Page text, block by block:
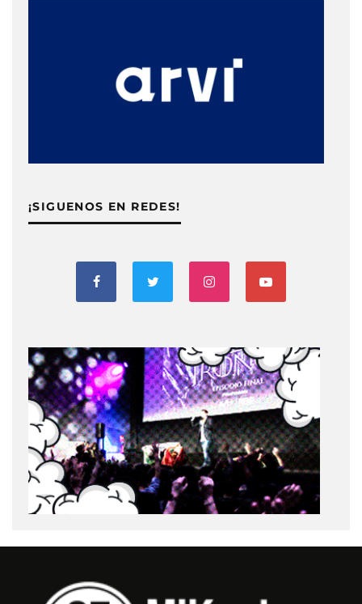
¡SIGUENOS EN REDES!